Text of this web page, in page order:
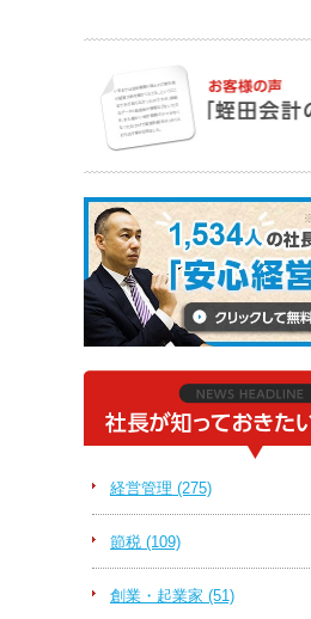
経営管理 (275)
節税 (109)
創業・起業家 (51)